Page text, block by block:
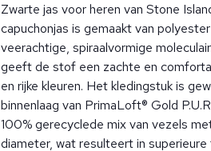
Zwarte jas voor heren van Stone
capuchonjas is gemaakt van
veerachtige, spiraalvormige
geeft de stof een zachte en
en rijke kleuren. Het kledingstuk is
binnenlaag van PrimaLoft® Gold
100% gerecyclede mix van vezels
diameter, wat resulteert in